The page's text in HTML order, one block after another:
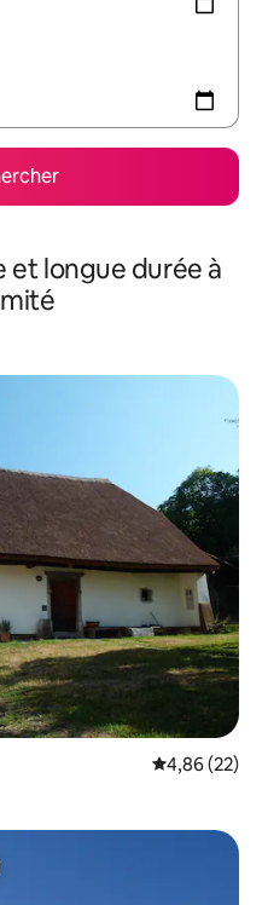
et longue durée à
Évaluation
4,86 (22)
appréciés